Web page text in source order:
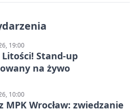
19:00
Litości! Stand-up
na żywo
10:00
MPK Wrocław: zwiedzanie